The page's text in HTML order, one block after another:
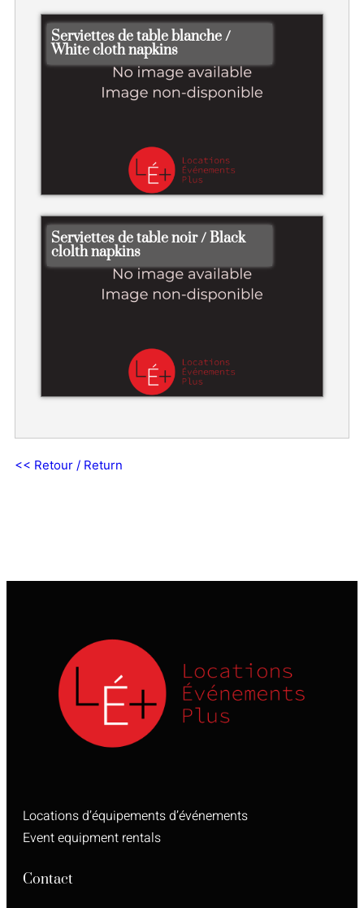
Serviettes de table blanche /
White cloth napkins
Serviettes de table noir / Black
clolth napkins
<< Retour / Return
Locations d’équipements d’événements
Event equipment rentals
Contact